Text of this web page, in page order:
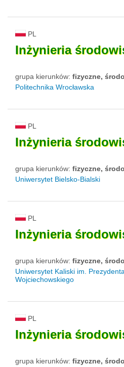
PL
Inżynieria
grupa kierunków: fizyczne,
Politechnika Wrocławska
PL
Inżynieria
grupa kierunków: fizyczne,
Uniwersytet Bielsko-Bialski
PL
Inżynieria
grupa kierunków: fizyczne,
Uniwersytet Kaliski im.
Wojciechowskiego
PL
Inżynieria
grupa kierunków: fizyczne,